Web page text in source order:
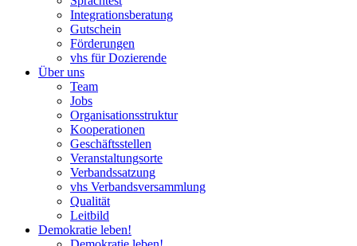
Integrationsberatung
Gutschein
Förderungen
vhs für Dozierende
Über uns
Team
Jobs
Organisationsstruktur
Kooperationen
Geschäftsstellen
Veranstaltungsorte
Verbandssatzung
vhs Verbandsversammlung
Qualität
Leitbild
Demokratie leben!